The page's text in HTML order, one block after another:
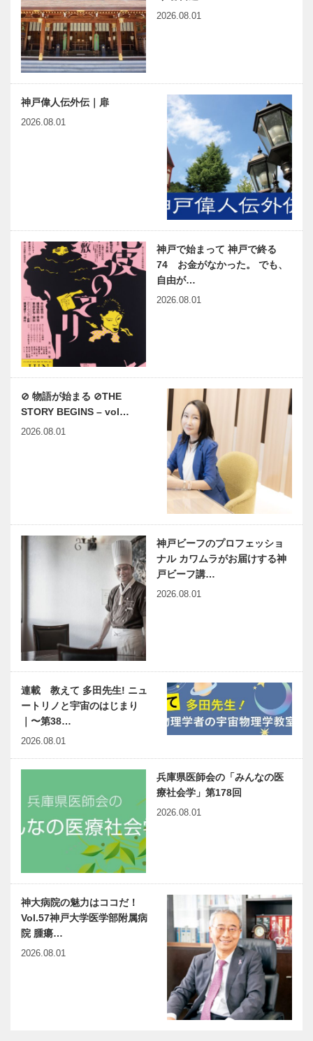
2026.08.01
神戸偉人伝外伝｜扉
2026.08.01
神戸で始まって 神戸で終る
74 お金がなかった。 でも、
自由が…
2026.08.01
⊘ 物語が始まる ⊘THE
STORY BEGINS – vol…
2026.08.01
神戸ビーフのプロフェッショ
ナル カワムラがお届けする神
戸ビーフ講…
2026.08.01
連載 教えて 多田先生! ニュ
ートリノと宇宙のはじまり
｜〜第38…
2026.08.01
兵庫県医師会の「みんなの医
療社会学」第178回
2026.08.01
神大病院の魅力はココだ！
Vol.57神戸大学医学部附属病
院 腫瘍…
2026.08.01